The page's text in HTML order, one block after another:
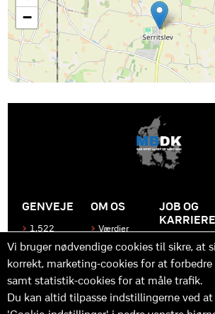
−
GENVEJE
1.522
Produkter
Kontakt
os
OM OS
Værdier
Historen
bag
MBDK
Hvad gør
os unikke
JOB OG
KARRIERE
Bliv en del
af MBDK
Vores
team
og
Vi bruger nødvendige cookies til sikre, at
korrekt, marketing-cookies for at forbedre
samt statistik-cookies for at måle trafik.
Du kan altid tilpasse indstillingerne ved